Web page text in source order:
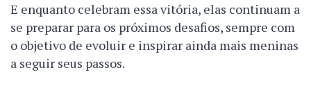
E enquanto celebram essa vitória, elas continuam a
se preparar para os próximos desafios, sempre com
o objetivo de evoluir e inspirar ainda mais meninas
a seguir seus passos.